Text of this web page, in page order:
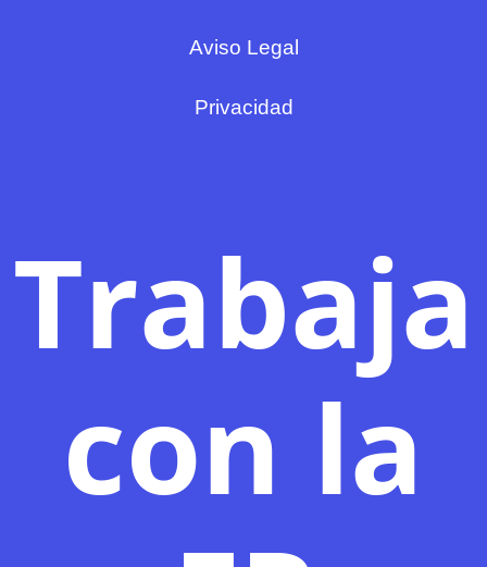
Aviso Legal
Privacidad
Trabaja
con la